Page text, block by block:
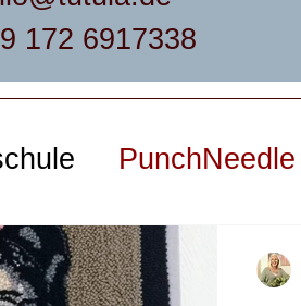
172 6917338
PunchNeedle